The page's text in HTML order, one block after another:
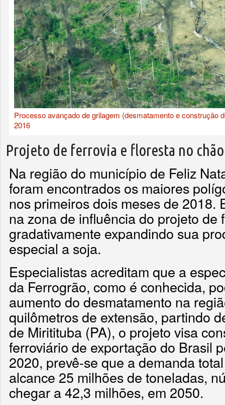
Processo avançado de grilagem (desmatamento e construção
2016
Projeto de ferrovia e floresta no chão
Na região do município de Feliz
foram encontrados os maiores
nos primeiros dois meses de 2018.
na zona de influência do projeto de
gradativamente expandindo sua
especial a soja.
Especialistas acreditam que a
da Ferrogrão, como é conhecida,
aumento do desmatamento na
quilômetros de extensão, partindo
de Miritituba (PA), o projeto visa
ferroviário de exportação do Brasil
2020, prevê-se que a demanda
alcance 25 milhões de toneladas,
chegar a 42,3 milhões, em 2050.